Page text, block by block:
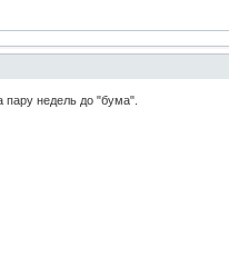
пару недель до "бума".